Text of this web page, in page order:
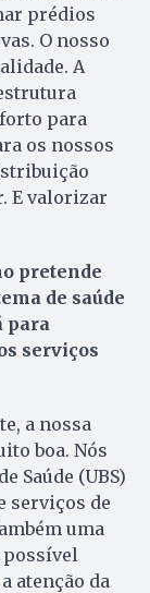
prédios
O nosso
A
para
os nossos
E valorizar
pretende
de saúde
para
serviços
a nossa
boa. Nós
Saúde (UBS)
serviços de
uma
possível
atenção da